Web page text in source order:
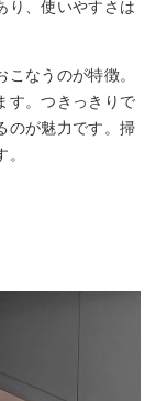
り、使いやすさは
なうのが特徴。
す。つきっきりで
のが魅力です。掃